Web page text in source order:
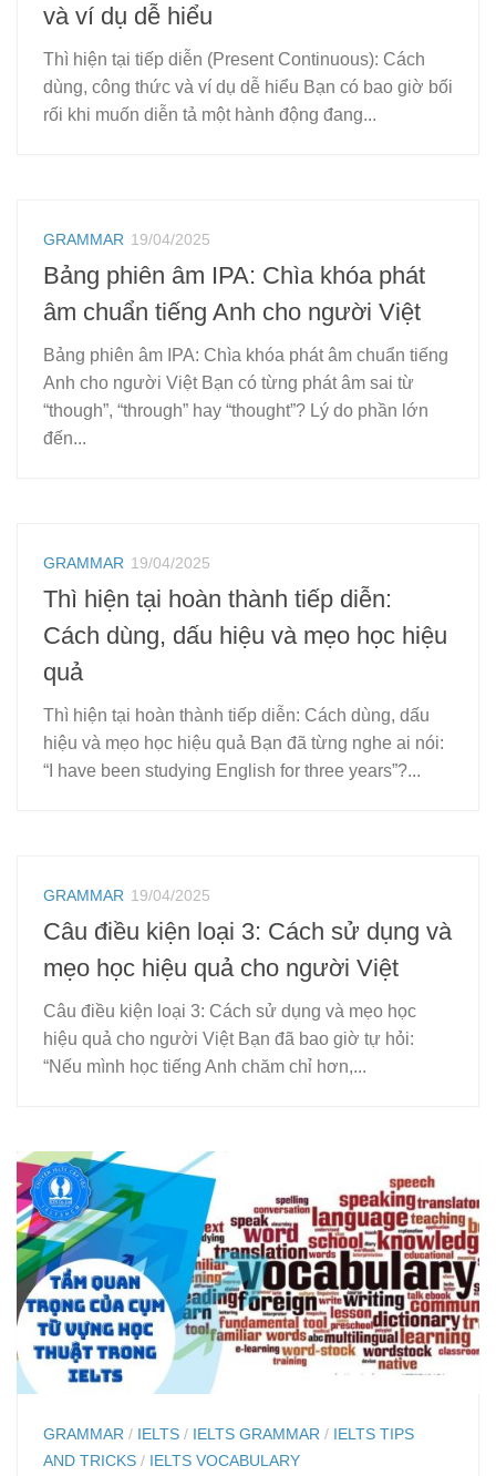
và ví dụ dễ hiểu
Thì hiện tại tiếp diễn (Present Continuous): Cách
dùng, công thức và ví dụ dễ hiểu Bạn có bao giờ bối
rối khi muốn diễn tả một hành động đang...
GRAMMAR 19/04/2025
Bảng phiên âm IPA: Chìa khóa phát
âm chuẩn tiếng Anh cho người Việt
Bảng phiên âm IPA: Chìa khóa phát âm chuẩn tiếng
Anh cho người Việt Bạn có từng phát âm sai từ
“though”, “through” hay “thought”? Lý do phần lớn
đến...
GRAMMAR 19/04/2025
Thì hiện tại hoàn thành tiếp diễn:
Cách dùng, dấu hiệu và mẹo học hiệu
quả
Thì hiện tại hoàn thành tiếp diễn: Cách dùng, dấu
hiệu và mẹo học hiệu quả Bạn đã từng nghe ai nói:
“I have been studying English for three years”?...
GRAMMAR 19/04/2025
Câu điều kiện loại 3: Cách sử dụng và
mẹo học hiệu quả cho người Việt
Câu điều kiện loại 3: Cách sử dụng và mẹo học
hiệu quả cho người Việt Bạn đã bao giờ tự hỏi:
“Nếu mình học tiếng Anh chăm chỉ hơn,...
GRAMMAR / IELTS / IELTS GRAMMAR / IELTS TIPS
AND TRICKS / IELTS VOCABULARY